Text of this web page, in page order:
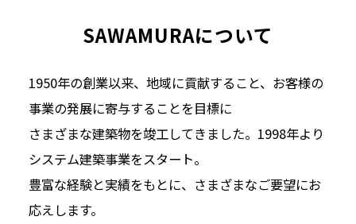
SAWAMURAについて
1950年の創業以来、地域に貢献すること、お客様の
事業の発展に寄与することを目標に
さまざまな建築物を竣工してきました。1998年より
システム建築事業をスタート。
豊富な経験と実績をもとに、さまざまなご要望にお
応えします。